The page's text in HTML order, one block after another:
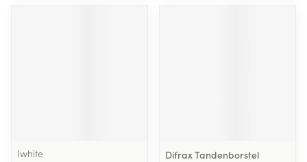
Iwhite
Difrax Tandenborstel